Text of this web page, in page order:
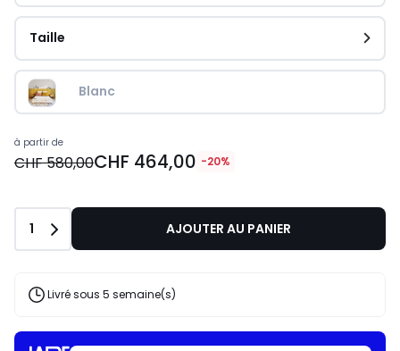
Taille
Blanc
à partir de
CHF 580,00CHF 464,00 -20%
Quantité
1 AJOUTER AU PANIER
Livré sous 5 semaine(s)